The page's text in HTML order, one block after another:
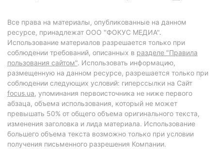
Все права на материалы, опубликованные на данном
ресурсе, принадлежат ООО "ФОКУС МЕДИА".
Использование материалов разрешается только при
соблюдении требований, описанных в разделе "Правила
пользования сайтом". Использовать информацию,
размещенную на данном ресурсе, разрешается только при
соблюдении следующих условий: гиперссылки на Сайт
focus.ua, упоминания первоисточника не ниже первого
абзаца, объема использования, который не может
превышать 50% от общего объема оригинального текста,
изменения заголовка и лида материала. Использование
большего объема текста возможно только при условии
получения письменного разрешения Компании.